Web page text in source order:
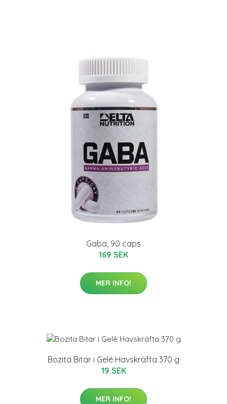
Gaba, 90 caps
169 SEK
MER INFO!
Bozita Bitar i Gelé Havskräfta 370 g
19 SEK
MER INFO!